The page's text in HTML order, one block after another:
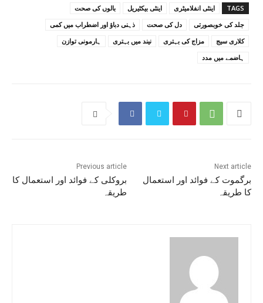
TAGS اینٹی انفلامیٹری اینٹی بیکٹیریل
بالوں کی صحت
جلد کی خوبصورتی
دل کی صحت
ذہنی دباؤ اور اضطراب میں کمی
کلاری سیج
مزاج کی بہتری نیند میں بہتری
ہارمونی توازن
ہاضمے میں مدد
Previous article
بروکلی کے فوائد اور استعمال کا
طریقہ
Next article
برگموت کے فوائد اور استعمال
کا طریقہ